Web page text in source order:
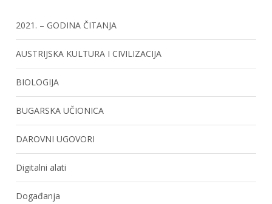
2021. – GODINA ČITANJA
AUSTRIJSKA KULTURA I CIVILIZACIJA
BIOLOGIJA
BUGARSKA UČIONICA
DAROVNI UGOVORI
Digitalni alati
Događanja